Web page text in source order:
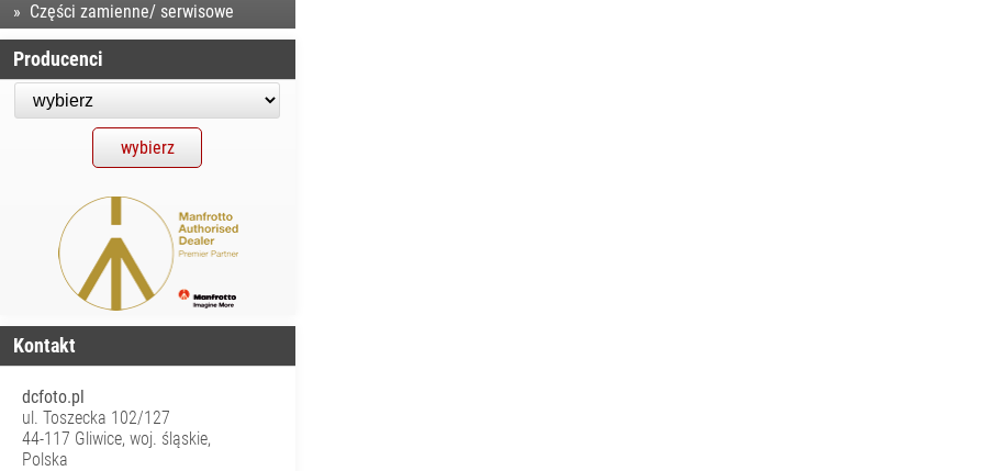
Części zamienne/ serwisowe
Producenci
Kontakt
dcfoto.pl
ul. Toszecka 102/127
44-117 Gliwice, woj. śląskie,
Polska